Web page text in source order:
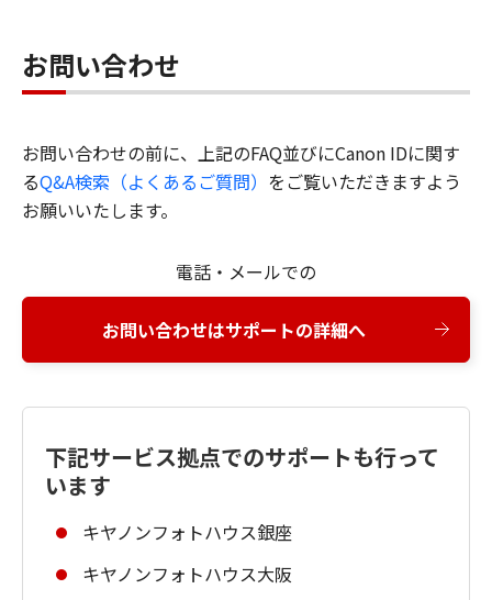
お問い合わせ
お問い合わせの前に、上記のFAQ並びにCanon IDに関す
るQ&A検索（よくあるご質問） をご覧いただきますよう
お願いいたします。
電話・メールでの
お問い合わせはサポートの詳細へ
下記サービス拠点でのサポートも行って
います
キヤノンフォトハウス銀座
キヤノンフォトハウス大阪